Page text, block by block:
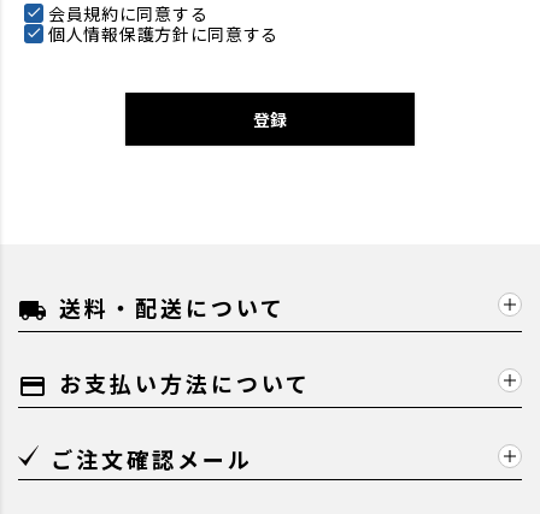
会員規約に同意する
個人情報保護方針 に同意する
登録
local_shipping 送料・配送について
payment お支払い方法について
ご注文確認メール